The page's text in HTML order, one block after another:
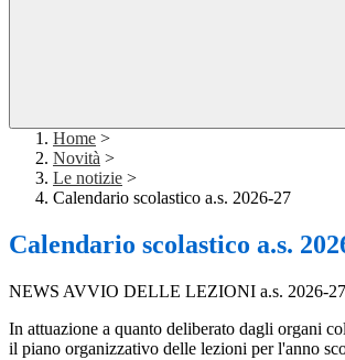
Home >
Novità >
Le notizie >
Calendario scolastico a.s. 2026-27
Calendario scolastico a.s.
NEWS AVVIO DELLE LEZIONI a.s. 2026-27
In attuazione a quanto deliberato dagli organi
il piano organizzativo delle lezioni per l'anno